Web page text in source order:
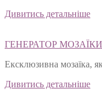
Дивитись детальніше
ГЕНЕРАТОР МОЗАЇКИ
Ексклюзивна мозаїка,
Дивитись детальніше